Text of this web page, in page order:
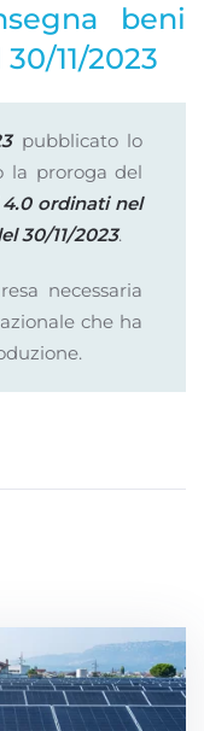
beni
11/2023
pubblicato lo
la proroga del
ordinati nel
30/11/2023.
necessaria
che ha